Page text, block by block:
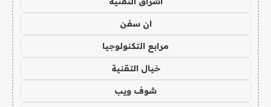
ان سفن
مرابع التكنولوجيا
خيال التقنية
شوف ويب